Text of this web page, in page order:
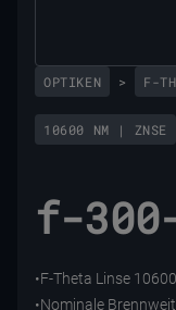
OPTIKEN > F-
10600 NM | ZNSE
f-
•F-Theta Linse
•Nominale